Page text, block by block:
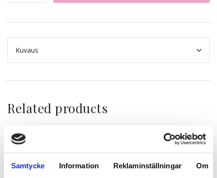
Samtycke Information Reklaminställningar Om
Kuvaus
Related products